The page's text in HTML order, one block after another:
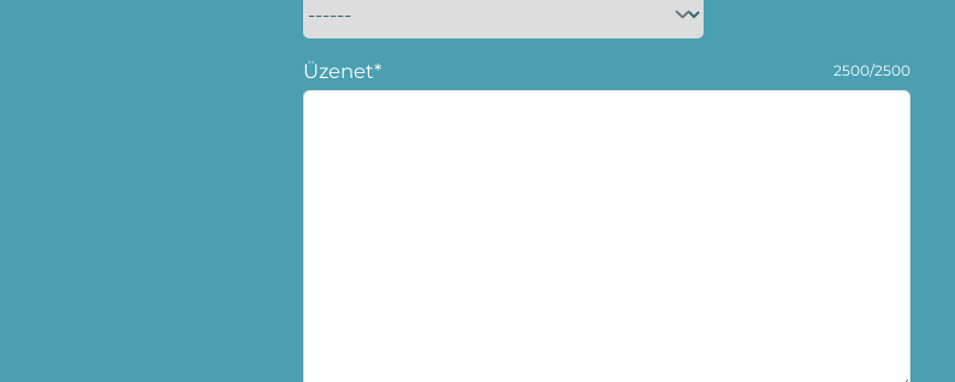
Üzenet* 2500/2500